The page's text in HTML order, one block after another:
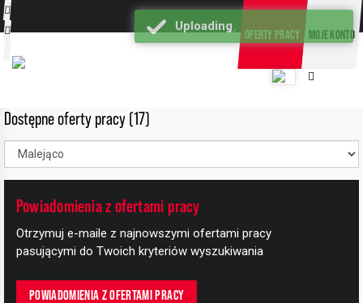
OFERTY PRACY MOJE KONTO
Dostępne oferty pracy (17)
Powiadomienia z ofertami pracy
Otrzymuj e-maile z najnowszymi ofertami pracy
pasującymi do Twoich kryteriów wyszukiwania
POWIADOMIENIA Z OFERTAMI PRACY
+
−
Uploading